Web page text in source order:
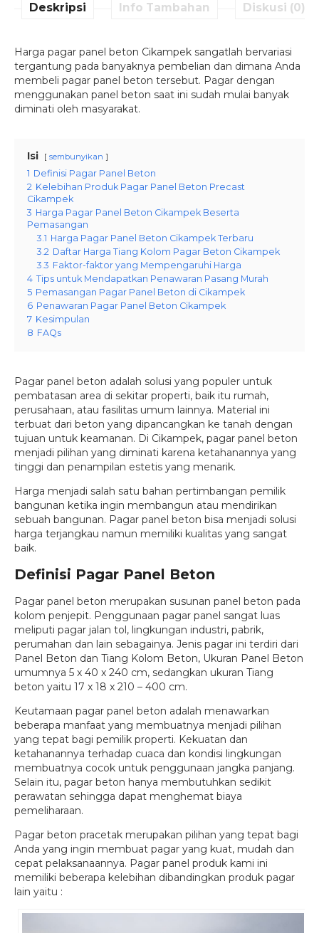
Deskripsi Info Tambahan Diskusi (0)
Harga pagar panel beton Cikampek sangatlah bervariasi
tergantung pada banyaknya pembelian dan dimana Anda
membeli pagar panel beton tersebut. Pagar dengan
menggunakan panel beton saat ini sudah mulai banyak
diminati oleh masyarakat.
Isi sembunyikan
1 Definisi Pagar Panel Beton
2 Kelebihan Produk Pagar Panel Beton Precast
Cikampek
3 Harga Pagar Panel Beton Cikampek Beserta
Pemasangan
3.1 Harga Pagar Panel Beton Cikampek Terbaru
3.2 Daftar Harga Tiang Kolom Pagar Beton Cikampek
3.3 Faktor-faktor yang Mempengaruhi Harga
4 Tips untuk Mendapatkan Penawaran Pasang Murah
5 Pemasangan Pagar Panel Beton di Cikampek
6 Penawaran Pagar Panel Beton Cikampek
7 Kesimpulan
8 FAQs
Pagar panel beton adalah solusi yang populer untuk
pembatasan area di sekitar properti, baik itu rumah,
perusahaan, atau fasilitas umum lainnya. Material ini
terbuat dari beton yang dipancangkan ke tanah dengan
tujuan untuk keamanan. Di Cikampek, pagar panel beton
menjadi pilihan yang diminati karena ketahanannya yang
tinggi dan penampilan estetis yang menarik.
Harga menjadi salah satu bahan pertimbangan pemilik
bangunan ketika ingin membangun atau mendirikan
sebuah bangunan. Pagar panel beton bisa menjadi solusi
harga terjangkau namun memiliki kualitas yang sangat
baik.
Definisi Pagar Panel Beton
Pagar panel beton merupakan susunan panel beton pada
kolom penjepit. Penggunaan pagar panel sangat luas
meliputi pagar jalan tol, lingkungan industri, pabrik,
perumahan dan lain sebagainya. Jenis pagar ini terdiri dari
Panel Beton dan Tiang Kolom Beton, Ukuran Panel Beton
umumnya 5 x 40 x 240 cm, sedangkan ukuran Tiang
beton yaitu 17 x 18 x 210 – 400 cm.
Keutamaan pagar panel beton adalah menawarkan
beberapa manfaat yang membuatnya menjadi pilihan
yang tepat bagi pemilik properti. Kekuatan dan
ketahanannya terhadap cuaca dan kondisi lingkungan
membuatnya cocok untuk penggunaan jangka panjang.
Selain itu, pagar beton hanya membutuhkan sedikit
perawatan sehingga dapat menghemat biaya
pemeliharaan.
Pagar beton pracetak merupakan pilihan yang tepat bagi
Anda yang ingin membuat pagar yang kuat, mudah dan
cepat pelaksanaannya. Pagar panel produk kami ini
memiliki beberapa kelebihan dibandingkan produk pagar
lain yaitu :